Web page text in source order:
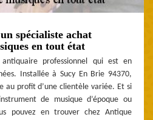
spécialiste achat
en tout état
professionnel qui est en
Installée à Sucy En Brie 94370,
au profit d’une clientèle variée. Et si
de musique d’époque ou
pouvez en trouver chez Antique